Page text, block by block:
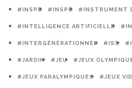
#INSPE #INSPÉ #INSTRUMENT
#INTELLIGENCE ARTIFICIELLE
#INTERGÉNÉRATIONNEL #ISS
#JARDIN #JEU #JEUX
#JEUX PARALYMPIQUES #JEUX